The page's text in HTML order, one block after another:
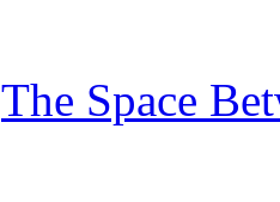
The Space